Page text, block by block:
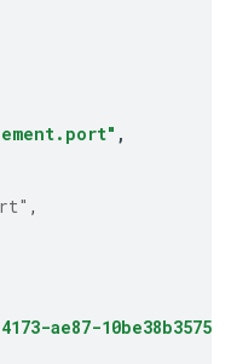
,
,
ae87-10be38b35750"